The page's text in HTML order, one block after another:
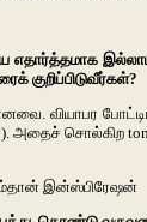
வியாபர
சொல்கிற
இன்ஸ்பிரேஷன்